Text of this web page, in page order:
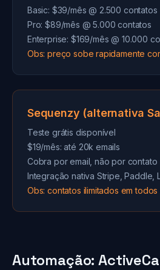
Basic: $39/mês @ 2.500 contatos
Pro: $89/mês @ 5.000 contatos
Enterprise: $169/mês @ 10.000
Obs: preço sobe rapidamente
Sequenzy (alternativa
Teste grátis disponível
$19/mês: até 20k emails
Cobra por email, não por contato
Integração nativa Stripe, Paddle,
Obs: contatos ilimitados em
Automação: